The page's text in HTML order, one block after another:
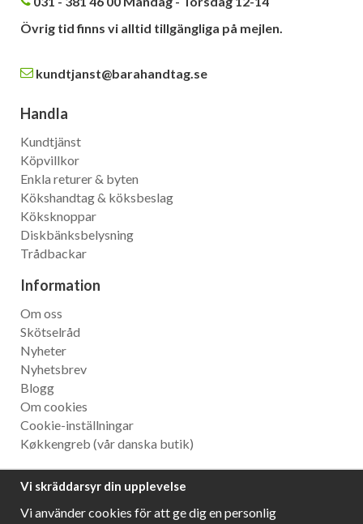
Övrig tid finns vi alltid tillgängliga på mejlen.
kundtjanst@barahandtag.se
Handla
Kundtjänst
Köpvillkor
Enkla returer & byten
Kökshandtag & köksbeslag
Köksknoppar
Diskbänksbelysning
Trådbackar
Information
Om oss
Skötselråd
Nyheter
Nyhetsbrev
Blogg
Om cookies
Cookie-inställningar
Køkkengreb (vår danska butik)
Nyhetsbrev
Vi skräddarsyr din upplevelse
Vi använder cookies för att ge dig en personlig